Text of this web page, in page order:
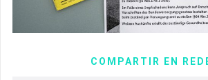
COMPARTIR EN